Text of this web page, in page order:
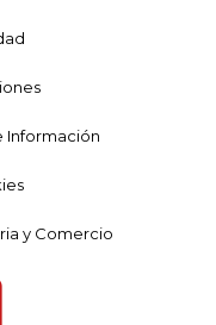
Información
y Comercio